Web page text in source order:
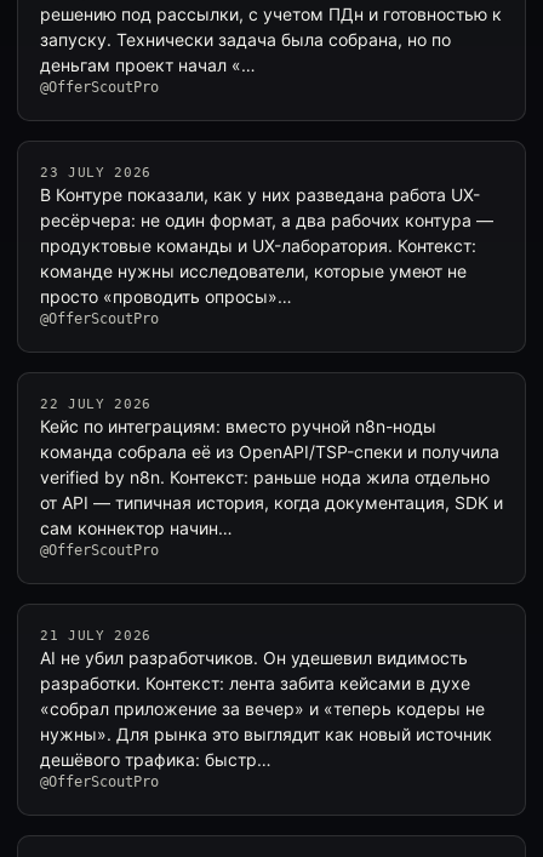
решению под рассылки, с учетом ПДн и готовностью к
запуску. Технически задача была собрана, но по
деньгам проект начал «…
@OfferScoutPro
23 JULY 2026
В Контуре показали, как у них разведана работа UX-
ресёрчера: не один формат, а два рабочих контура —
продуктовые команды и UX-лаборатория. Контекст:
команде нужны исследователи, которые умеют не
просто «проводить опросы»…
@OfferScoutPro
22 JULY 2026
Кейс по интеграциям: вместо ручной n8n-ноды
команда собрала её из OpenAPI/TSP-спеки и получила
verified by n8n. Контекст: раньше нода жила отдельно
от API — типичная история, когда документация, SDK и
сам коннектор начин…
@OfferScoutPro
21 JULY 2026
AI не убил разработчиков. Он удешевил видимость
разработки. Контекст: лента забита кейсами в духе
«собрал приложение за вечер» и «теперь кодеры не
нужны». Для рынка это выглядит как новый источник
дешёвого трафика: быстр…
@OfferScoutPro